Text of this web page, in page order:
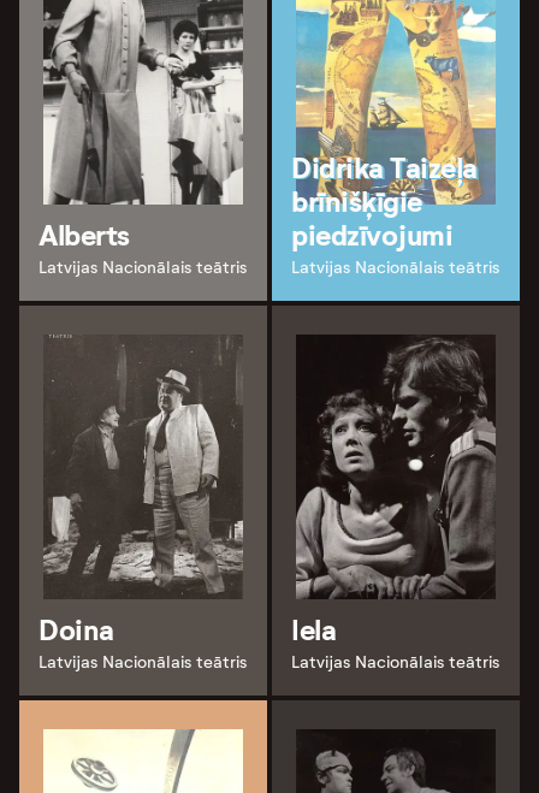
Alberts
Latvijas Nacionālais teātris
Didrika Taizeļa
brīnišķīgie
piedzīvojumi
Latvijas Nacionālais teātris
Doina
Latvijas Nacionālais teātris
Iela
Latvijas Nacionālais teātris